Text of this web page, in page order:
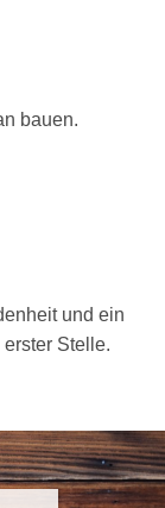
bauen.
und ein
Stelle.